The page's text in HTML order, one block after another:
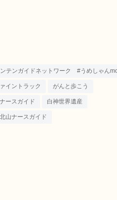
テンガイドネットワーク #うめしゃん
イントラック がんと歩こう
ースガイド 白神世界遺産
山ナースガイド